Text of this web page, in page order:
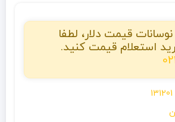
قیمت دلار، لطفا
استعلام قیمت کنید.
131201